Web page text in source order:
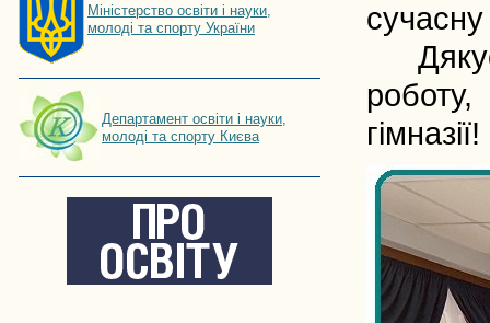
Мiнiстерство освiти і науки,
молоді та спорту України
Департамент освіти і науки,
молоді та спорту Києва
сучасну
гімназії!